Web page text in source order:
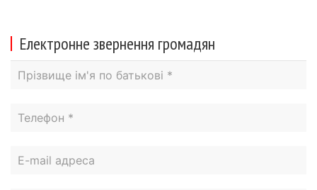
Електронне звернення громадян